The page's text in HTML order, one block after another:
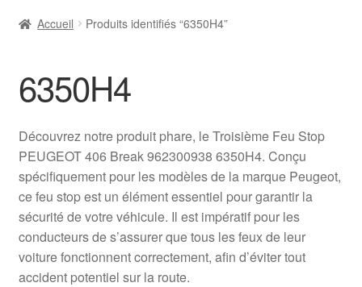
Livraison
Livraison internationale
Mon compte
Paiements
Panier
Accueil Produits identifiés “6350H4”
6350H4
Découvrez notre produit phare, le Troisième Feu Stop
PEUGEOT 406 Break 962300938 6350H4. Conçu
spécifiquement pour les modèles de la marque Peugeot,
ce feu stop est un élément essentiel pour garantir la
sécurité de votre véhicule. Il est impératif pour les
conducteurs de s’assurer que tous les feux de leur
voiture fonctionnent correctement, afin d’éviter tout
accident potentiel sur la route.